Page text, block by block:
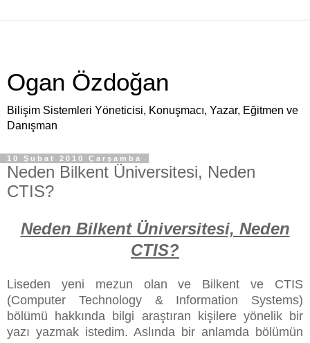
Ogan Özdoğan
Bilişim Sistemleri Yöneticisi, Konuşmacı, Yazar, Eğitmen ve
Danışman
10 Şubat 2010 Çarşamba
Neden Bilkent Üniversitesi, Neden
CTIS?
Neden Bilkent Üniversitesi, Neden
CTIS?
Liseden yeni mezun olan ve Bilkent ve CTIS
(Computer Technology & Information Systems)
bölümü hakkında bilgi araştıran kişilere yönelik bir
yazı yazmak istedim. Aslında bir anlamda bölümün